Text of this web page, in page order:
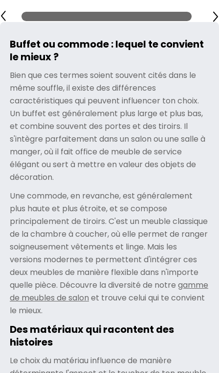
Buffet ou commode : lequel te convient
le mieux ?
Bien que ces termes soient souvent cités dans le
même souffle, il existe des différences
caractéristiques qui peuvent influencer ton choix.
Un buffet est généralement plus large et plus bas,
et combine souvent des portes et des tiroirs. Il
s'intègre parfaitement dans un salon ou une salle à
manger, où il fait office de meuble de service
élégant ou sert à mettre en valeur des objets de
décoration.
Une commode, en revanche, est généralement
plus haute et plus étroite, et se compose
principalement de tiroirs. C'est un meuble classique
de la chambre à coucher, où elle permet de ranger
soigneusement vêtements et linge. Mais les
versions modernes te permettent d'intégrer ces
deux meubles de manière flexible dans n'importe
quelle pièce. Découvre la diversité de notre gamme
de meubles de salon et trouve celui qui te convient
le mieux.
Des matériaux qui racontent des
histoires
Le choix du matériau influence de manière